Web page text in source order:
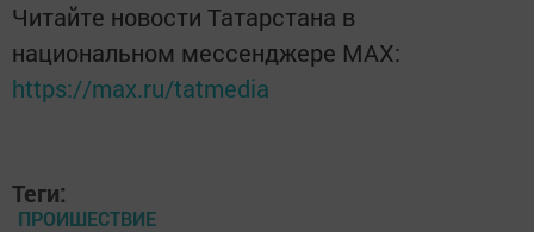
Читайте новости Татарстана в
национальном мессенджере MАХ:
https://max.ru/tatmedia
Теги:
ПРОИШЕСТВИЕ